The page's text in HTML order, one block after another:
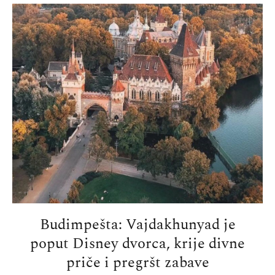
Budimpešta: Vajdakhunyad je
poput Disney dvorca, krije divne
priče i pregršt zabave